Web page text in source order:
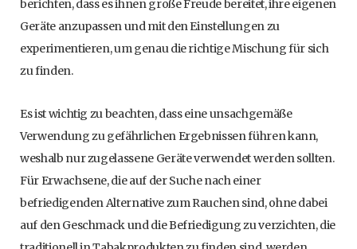
berichten, dass es ihnen große Freude bereitet, ihre eigenen
Geräte anzupassen und mit den Einstellungen zu
experimentieren, um genau die richtige Mischung für sich
zu finden.
Es ist wichtig zu beachten, dass eine unsachgemäße
Verwendung zu gefährlichen Ergebnissen führen kann,
weshalb nur zugelassene Geräte verwendet werden sollten.
Für Erwachsene, die auf der Suche nach einer
befriedigenden Alternative zum Rauchen sind, ohne dabei
auf den Geschmack und die Befriedigung zu verzichten, die